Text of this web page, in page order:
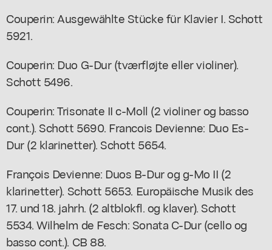
Couperin: Ausgewählte Stücke für Klavier I. Schott
5921.
Couperin: Duo G-Dur (tværfløjte eller violiner).
Schott 5496.
Couperin: Trisonate II c-Moll (2 violiner og basso
cont.). Schott 5690. Francois Devienne: Duo Es-
Dur (2 klarinetter). Schott 5654.
François Devienne: Duos B-Dur og g-Mo II (2
klarinetter). Schott 5653. Europäische Musik des
17. und 18. jahrh. (2 altblokfl. og klaver). Schott
5534. Wilhelm de Fesch: Sonata C-Dur (cello og
basso cont.). CB 88.